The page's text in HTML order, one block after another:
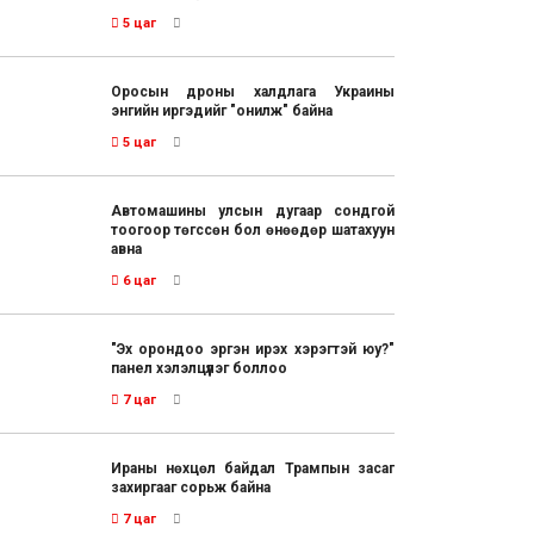
5 цаг
Оросын дроны халдлага Украины
энгийн иргэдийг "онилж" байна
5 цаг
Автомашины улсын дугаар сондгой
тоогоор төгссөн бол өнөөдөр шатахуун
авна
6 цаг
"Эх орондоо эргэн ирэх хэрэгтэй юу?"
панел хэлэлцүүлэг боллоо
7 цаг
Ираны нөхцөл байдал Трампын засаг
захиргааг сорьж байна
7 цаг